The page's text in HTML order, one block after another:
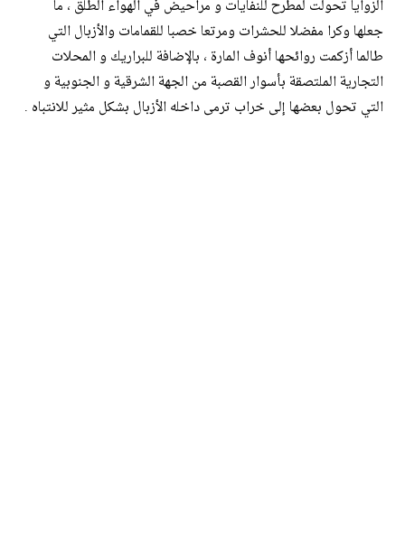
الزوايا تحولت لمطرح للنفايات و مراحيض في الهواء الطلق ، ما
جعلها وكرا مفضلا للحشرات ومرتعا خصبا للقمامات والأزبال التي
طالما أزكمت روائحها أنوف المارة ، بالإضافة للبراريك و المحلات
التجارية الملتصقة بأسوار القصبة من الجهة الشرقية و الجنوبية و
التي تحول بعضها إلى خراب ترمى داخله الأزبال بشكل مثير للانتباه .